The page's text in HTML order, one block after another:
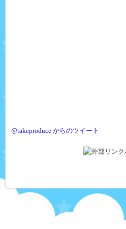
@takeproduce からのツイート